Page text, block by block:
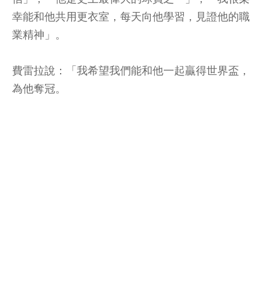
幸能和他共用更衣室，每天向他學習，見證他的職
業精神」。
費雷拉說：「我希望我們能和他一起贏得世界盃，
為他奪冠。